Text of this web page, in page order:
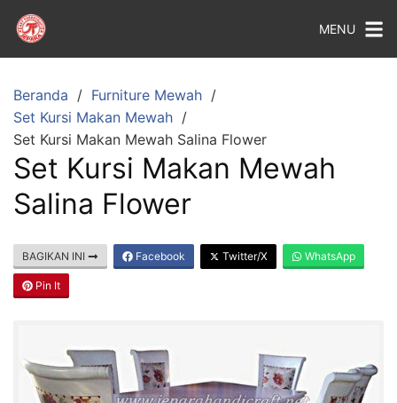
MENU
Beranda
Furniture Mewah
Set Kursi Makan Mewah
Set Kursi Makan Mewah Salina Flower
Set Kursi Makan Mewah
Salina Flower
BAGIKAN INI Facebook Twitter/X WhatsApp
Pin It